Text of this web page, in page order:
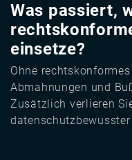
Was passiert,
einsetze?
Ohne
Abmahnungen und
Zusätzlich verlieren
datenschutzbewusster